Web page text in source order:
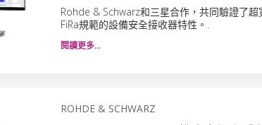
Rohde & Schwarz和三星合作，共同驗證了
FiRa規範的設備安全接收器特性。.
閱讀更多…
ROHDE & SCHWARZ